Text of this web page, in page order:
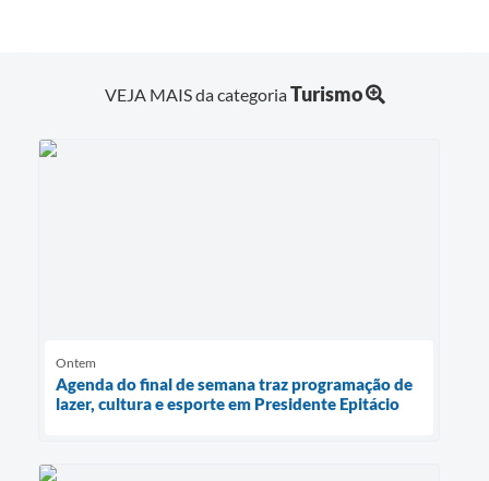
VEJA MAIS da categoriaTurismo
Ontem
Agenda do final de semana traz programação de
lazer, cultura e esporte em Presidente Epitácio